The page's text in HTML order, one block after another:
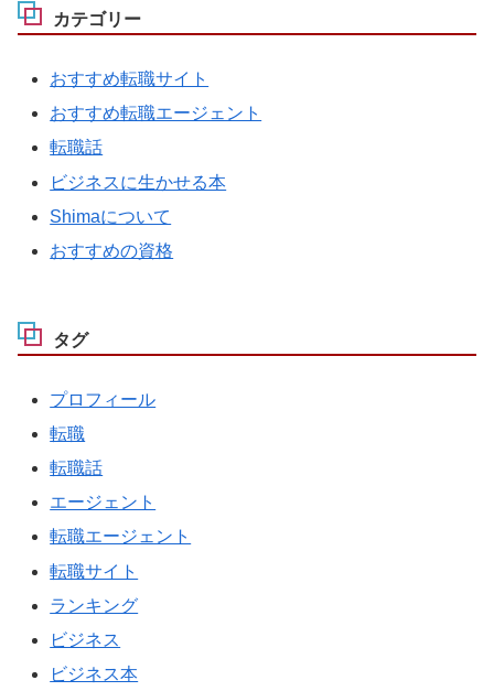
カテゴリー
おすすめ転職サイト
おすすめ転職エージェント
転職話
ビジネスに生かせる本
Shimaについて
おすすめの資格
タグ
プロフィール
転職
転職話
エージェント
転職エージェント
転職サイト
ランキング
ビジネス
ビジネス本